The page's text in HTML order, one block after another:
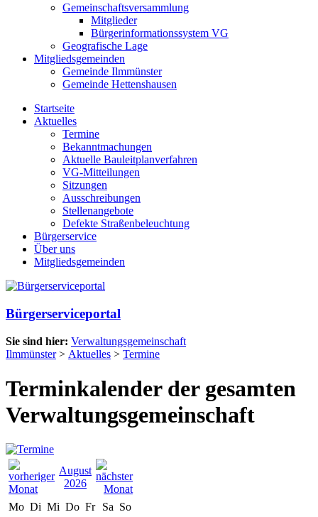
Gemeinschaftsversammlung
Mitglieder
Bürgerinformationssystem VG
Geografische Lage
Mitgliedsgemeinden
Gemeinde Ilmmünster
Gemeinde Hettenshausen
Startseite
Aktuelles
Termine
Bekanntmachungen
Aktuelle Bauleitplanverfahren
VG-Mitteilungen
Sitzungen
Ausschreibungen
Stellenangebote
Defekte Straßenbeleuchtung
Bürgerservice
Über uns
Mitgliedsgemeinden
Bürgerserviceportal
Sie sind hier: Verwaltungsgemeinschaft
Ilmmünster> Aktuelles > Termine
Terminkalender der gesamten
Verwaltungsgemeinschaft
August
2026
Mo Di Mi Do Fr Sa So